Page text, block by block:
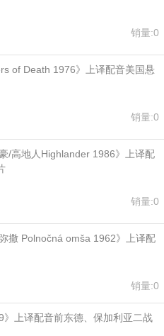
销量:0
of Death 1976》上译配音美国悬
销量:0
/高地人Highlander 1986》上译配
销量:0
撒 Polnočná omša 1962》上译配
销量:0
》上译配音前东德、保加利亚二战